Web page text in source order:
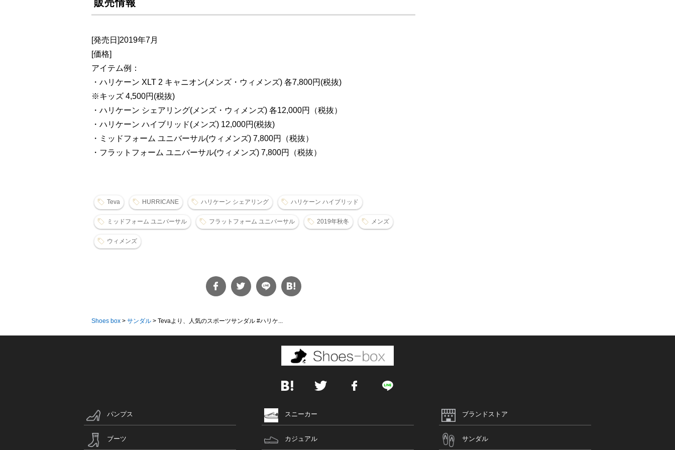
販売情報
[発売日]2019年7月
[価格]
アイテム例：
・ハリケーン XLT 2 キャニオン(メンズ・ウィメンズ) 各7,800円(税抜)
※キッズ 4,500円(税抜)
・ハリケーン シェアリング(メンズ・ウィメンズ) 各12,000円（税抜）
・ハリケーン ハイブリッド(メンズ) 12,000円(税抜)
・ミッドフォーム ユニバーサル(ウィメンズ) 7,800円（税抜）
・フラットフォーム ユニバーサル(ウィメンズ) 7,800円（税抜）
Teva HURRICANE ハリケーン シェアリング ハリケーン ハイブリッド
ミッドフォーム ユニバーサル フラットフォーム ユニバーサル 2019年秋冬 メンズ
ウィメンズ
Shoes box > サンダル > Tevaより、人気のスポーツサンダル #ハリケ...
パンプス スニーカー ブランドストア
ブーツ カジュアル サンダル